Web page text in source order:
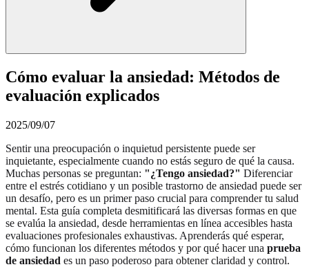
Cómo evaluar la ansiedad: Métodos de
evaluación explicados
2025/09/07
Sentir una preocupación o inquietud persistente puede ser
inquietante, especialmente cuando no estás seguro de qué la causa.
Muchas personas se preguntan: "¿Tengo ansiedad?" Diferenciar
entre el estrés cotidiano y un posible trastorno de ansiedad puede ser
un desafío, pero es un primer paso crucial para comprender tu salud
mental. Esta guía completa desmitificará las diversas formas en que
se evalúa la ansiedad, desde herramientas en línea accesibles hasta
evaluaciones profesionales exhaustivas. Aprenderás qué esperar,
cómo funcionan los diferentes métodos y por qué hacer una prueba
de ansiedad es un paso poderoso para obtener claridad y control.